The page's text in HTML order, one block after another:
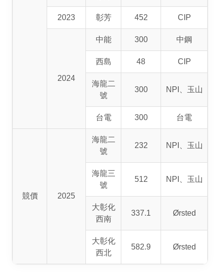
2023 彰芳 452 CIP
2024
中能 300 中鋼
西島 48 CIP
海龍二
號
300 NPI、玉山
台電 300 台電
競價 2025
海龍二
號
232 NPI、玉山
海龍三
號
512 NPI、玉山
大彰化
西南
337.1 Ørsted
大彰化
西北
582.9 Ørsted